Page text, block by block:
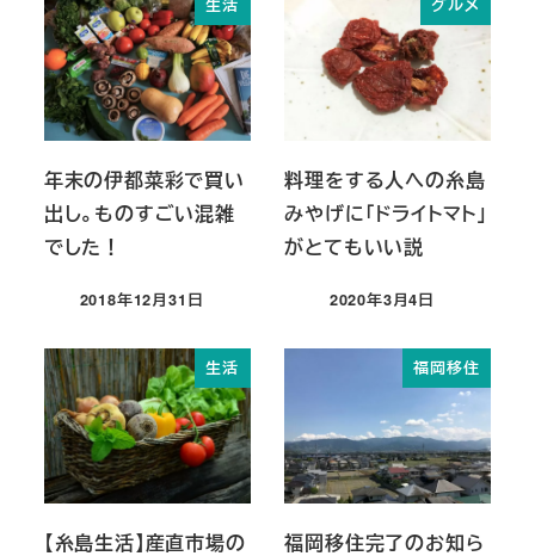
生活
年末の伊都菜彩で買い
出し。ものすごい混雑
でした！
投稿日
2018年12月31日
グルメ
料理をする人への糸島
みやげに「ドライトマト」
がとてもいい説
投稿日
2020年3月4日
生活
【糸島生活】産直市場の
福岡移住
福岡移住完了のお知ら